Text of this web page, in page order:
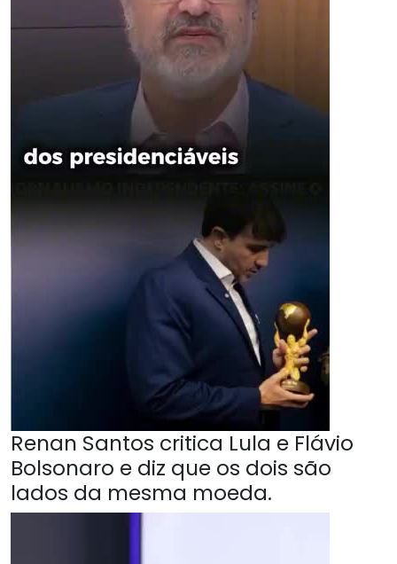
Renan Santos critica Lula e Flávio
Bolsonaro e diz que os dois são
lados da mesma moeda.